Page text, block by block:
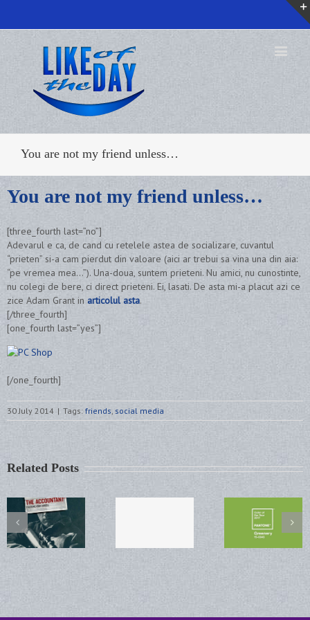
You are not my friend unless…
You are not my friend unless…
[three_fourth last=”no”]
Adevarul e ca, de cand cu retelele astea de socializare, cuvantul
“prieten” si-a cam pierdut din valoare (aici ar trebui sa vina una din aia:
“pe vremea mea…”). Una-doua, suntem prieteni. Nu amici, nu cunostinte,
nu colegi de bere, ci direct prieteni. Ei, lasati. De asta mi-a placut azi ce
zice Adam Grant in articolul asta.
[/three_fourth]
[one_fourth last=”yes”]
[/one_fourth]
30 July 2014 | Tags: friends, social media
Related Posts